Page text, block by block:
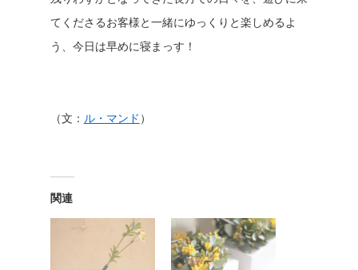
てくださるお客様と一緒にゆっくりと楽しめるよ
う、今日は早めに寝まっす！
（文： ル・マンド ）
関連